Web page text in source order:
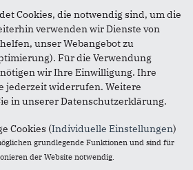
Cookies, die notwendig sind, um die
verwenden wir Dienste von
unser Webangebot zu
Für die Verwendung
wir Ihre Einwilligung. Ihre
jederzeit widerrufen. Weitere
in unserer Datenschutzerklärung.
Cookies (Individuelle Einstellungen)
grundlegende Funktionen und sind für
der Website notwendig.